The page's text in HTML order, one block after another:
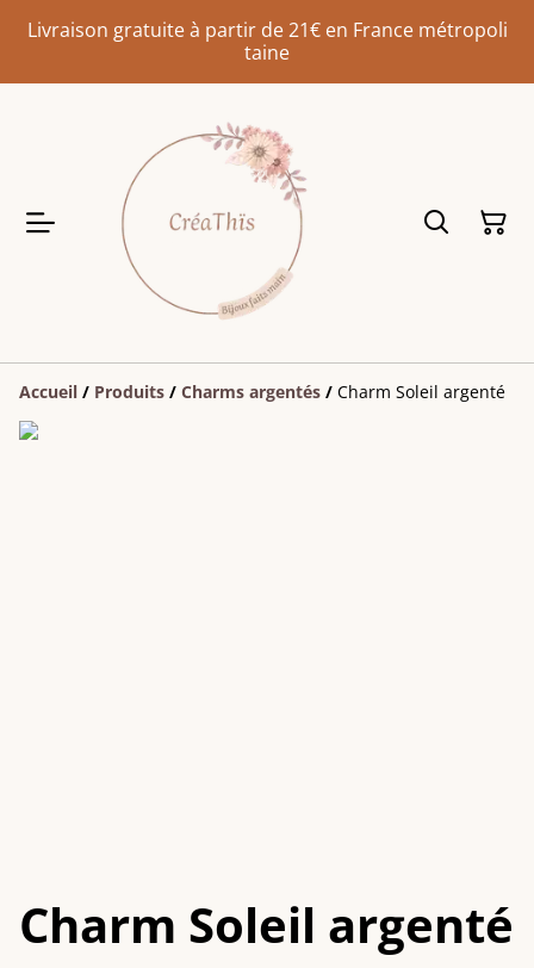
Livraison gratuite à partir de 21€ en France métropoli
taine
Accueil / Produits / Charms argentés / Charm Soleil argenté
Charm Soleil argenté